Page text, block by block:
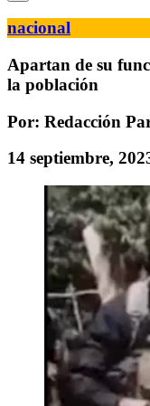
nacional
Apartan de su
la población
Por: Redacción
14 septiembre,